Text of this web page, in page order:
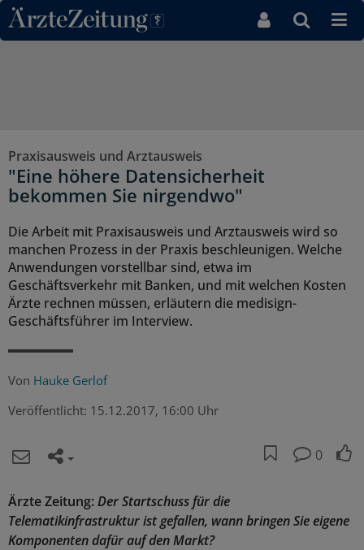
Direkt zum Inhaltsbereich
Praxisausweis und Arztausweis
"Eine höhere Datensicherheit
bekommen Sie nirgendwo"
Die Arbeit mit Praxisausweis und Arztausweis wird so
manchen Prozess in der Praxis beschleunigen. Welche
Anwendungen vorstellbar sind, etwa im
Geschäftsverkehr mit Banken, und mit welchen Kosten
Ärzte rechnen müssen, erläutern die medisign-
Geschäftsführer im Interview.
Von Hauke Gerlof
Veröffentlicht: 15.12.2017, 16:00 Uhr
0
Ärzte Zeitung:Der Startschuss für die
Telematikinfrastruktur ist gefallen, wann bringen Sie eigene
Komponenten dafür auf den Markt?